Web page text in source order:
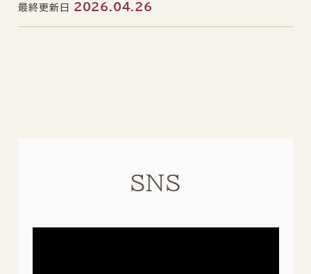
最終更新日 2026.04.26
SNS